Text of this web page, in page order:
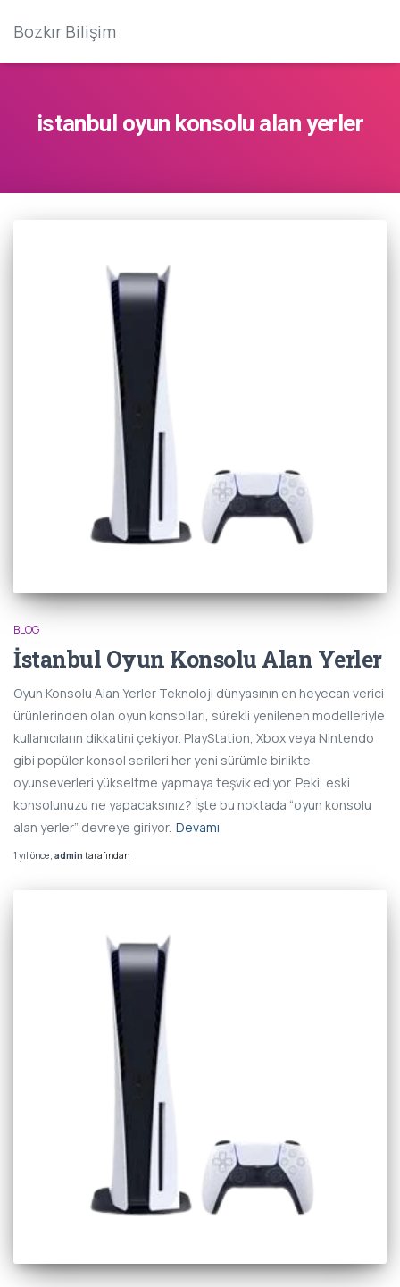
Bozkır Bilişim
istanbul oyun konsolu alan yerler
BLOG
İstanbul Oyun Konsolu Alan Yerler
Oyun Konsolu Alan Yerler Teknoloji dünyasının en heyecan verici
ürünlerinden olan oyun konsolları, sürekli yenilenen modelleriyle
kullanıcıların dikkatini çekiyor. PlayStation, Xbox veya Nintendo
gibi popüler konsol serileri her yeni sürümle birlikte
oyunseverleri yükseltme yapmaya teşvik ediyor. Peki, eski
konsolunuzu ne yapacaksınız? İşte bu noktada “oyun konsolu
alan yerler” devreye giriyor. Devamı
1 yıl önce admin tarafından